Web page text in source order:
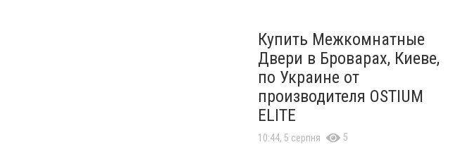
Купить Межкомнатные
Двери в Броварах, Киеве,
по Украине от
производителя OSTIUM
ELITE
10:44, 5 серпня 5